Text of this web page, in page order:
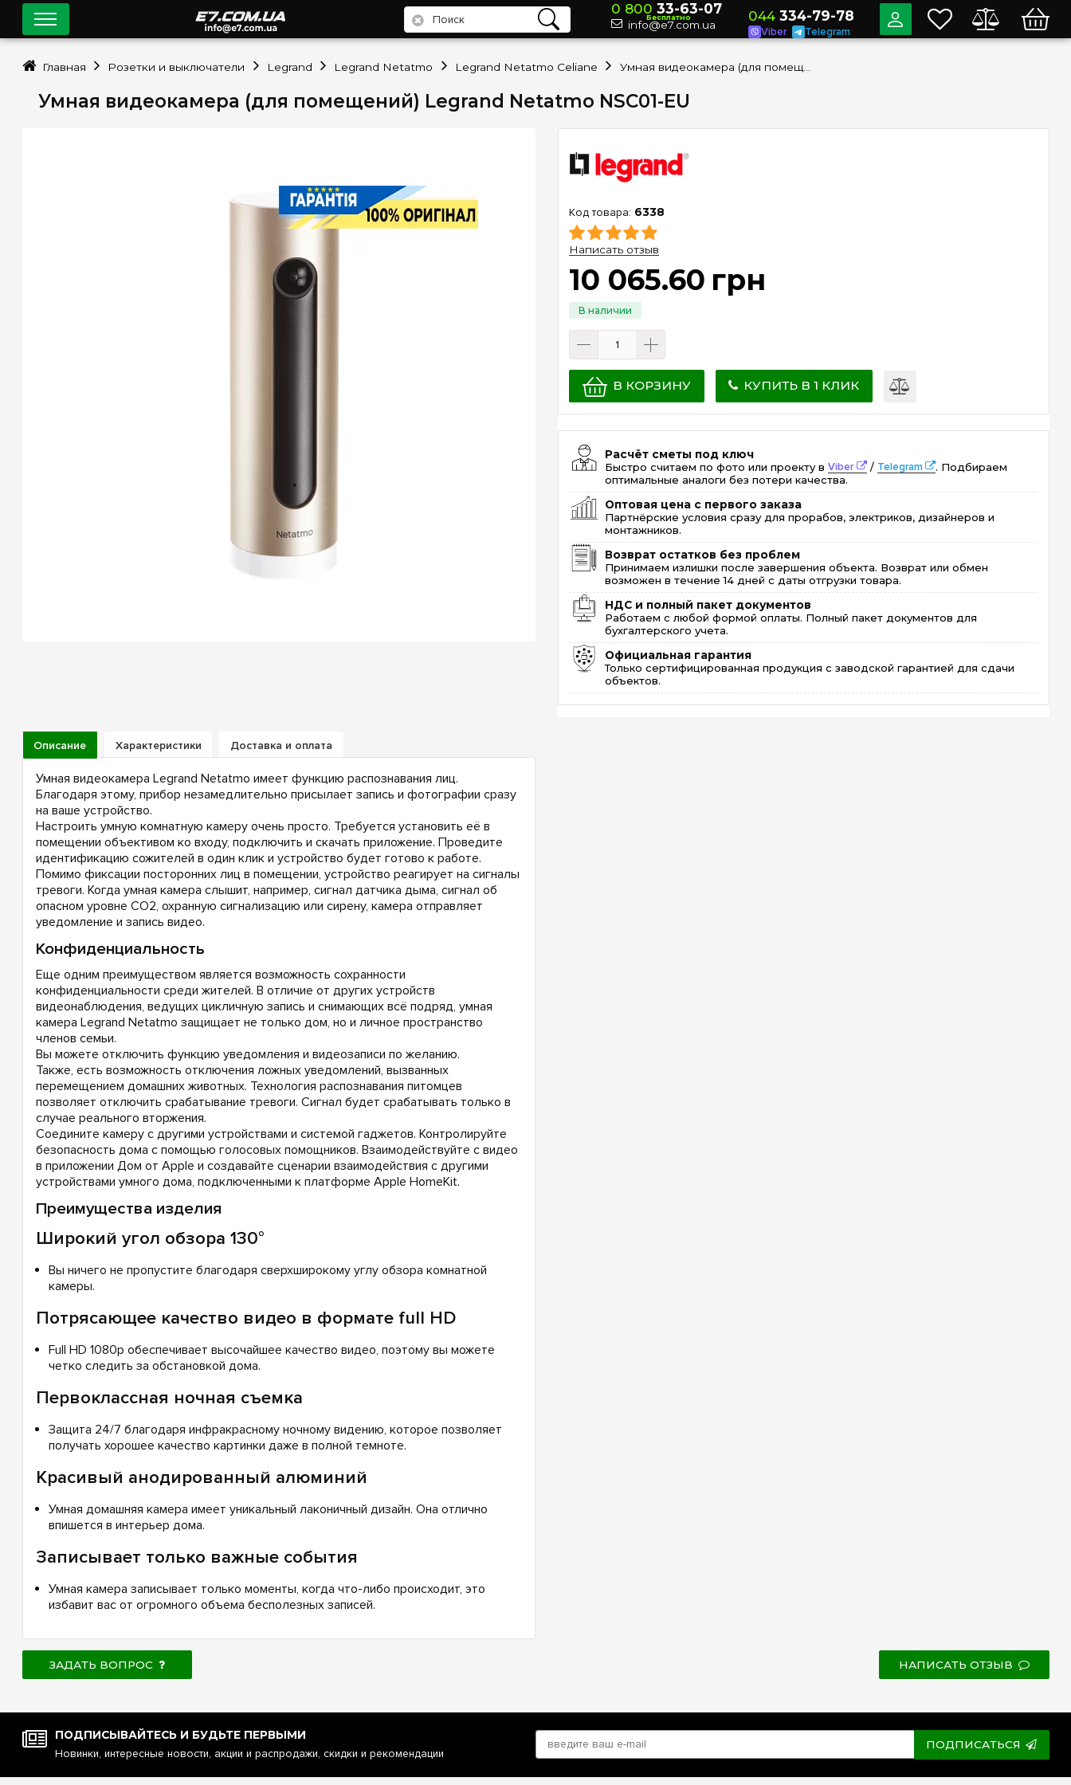
Умная видеокамера (для помещений) Legrand Netatmo NSC01-EU
6338
Написать отзыв
10 065.60 грн
В КОРЗИНУ КУПИТЬ В 1 КЛИК
Расчёт сметы под ключ
Быстро считаем по фото или проекту вViber / Telegram
. Подбираем
оптимальные аналоги без потери качества.
Оптовая цена с первого заказа
Партнёрские условия сразу для прорабов, электриков, дизайнеров и
монтажников.
Возврат остатков без проблем
Принимаем излишки после завершения объекта. Возврат или обмен
возможен в течение 14 дней с даты отгрузки товара.
НДС и полный пакет документов
Работаем с любой формой оплаты. Полный пакет документов для
бухгалтерского учета.
Официальная гарантия
Только сертифицированная продукция с заводской гарантией для сдачи
объектов.
Описание Характеристики Доставка и оплата
Умная видеокамера Legrand Netatmo имеет функцию распознавания лиц.
Благодаря этому, прибор незамедлительно присылает запись и фотографии сразу
на ваше устройство.
Настроить умную комнатную камеру очень просто. Требуется установить её в
помещении объективом ко входу, подключить и скачать приложение. Проведите
идентификацию сожителей в один клик и устройство будет готово к работе.
Помимо фиксации посторонних лиц в помещении, устройство реагирует на сигналы
тревоги. Когда умная камера слышит, например, сигнал датчика дыма, сигнал об
опасном уровне СО2, охранную сигнализацию или сирену, камера отправляет
уведомление и запись видео.
Конфиденциальность
Еще одним преимуществом является возможность сохранности
конфиденциальности среди жителей. В отличие от других устройств
видеонаблюдения, ведущих цикличную запись и снимающих всё подряд, умная
камера Legrand Netatmo защищает не только дом, но и личное пространство
членов семьи.
Вы можете отключить функцию уведомления и видеозаписи по желанию.
Также, есть возможность отключения ложных уведомлений, вызванных
перемещением домашних животных. Технология распознавания питомцев
позволяет отключить срабатывание тревоги. Сигнал будет срабатывать только в
случае реального вторжения.
Соедините камеру с другими устройствами и системой гаджетов. Контролируйте
безопасность дома с помощью голосовых помощников. Взаимодействуйте с видео
в приложении Дом от Apple и создавайте сценарии взаимодействия с другими
устройствами умного дома, подключенными к платформе Apple HomeKit.
Преимущества изделия
Широкий угол обзора 130°
Вы ничего не пропустите благодаря сверхширокому углу обзора комнатной
камеры.
Потрясающее качество видео в формате full HD
Full HD 1080p обеспечивает высочайшее качество видео, поэтому вы можете
четко следить за обстановкой дома.
Первоклассная ночная съемка
Защита 24/7 благодаря инфракрасному ночному видению, которое позволяет
получать хорошее качество картинки даже в полной темноте.
Красивый анодированный алюминий
Умная домашняя камера имеет уникальный лаконичный дизайн. Она отлично
впишется в интерьер дома.
Записывает только важные события
Умная камера записывает только моменты, когда что-либо происходит, это
избавит вас от огромного объема бесполезных записей.
ЗАДАТЬ ВОПРОС НАПИСАТЬ ОТЗЫВ
0 800 33-63-07
Бесплатно
info@e7.com.ua
044 334-79-78
Viber Telegram
Главная Розетки и выключатели Legrand Legrand Netatmo Legrand Netatmo Celiane
ПОДПИСЫВАЙТЕСЬ И БУДЬТЕ ПЕРВЫМИ
Новинки, интересные новости, акции и распродажи, скидки и рекомендации
ПОДПИСАТЬСЯ